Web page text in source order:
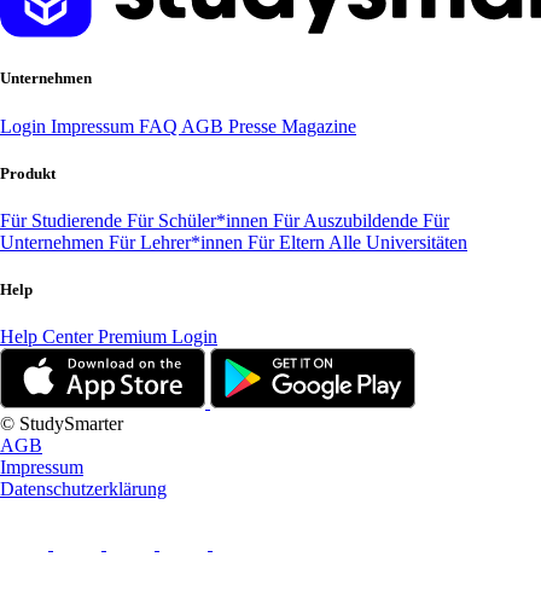
Unternehmen
Login Impressum FAQ AGB Presse Magazine
Produkt
Für Studierende Für Schüler*innen Für Auszubildende Für
Unternehmen Für Lehrer*innen Für Eltern Alle Universitäten
Help
Help CenterPremium Login
© StudySmarter
AGB
Impressum
Datenschutzerklärung